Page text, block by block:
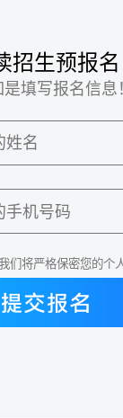
招生预报名
填写报名信息
们将严格保密您的个